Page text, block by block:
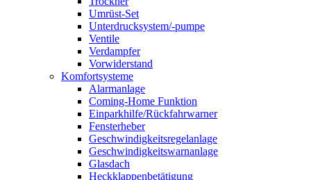
Umrüst-Set
Unterdrucksystem/-pumpe
Ventile
Verdampfer
Vorwiderstand
Komfortsysteme
Alarmanlage
Coming-Home Funktion
Einparkhilfe/Rückfahrwarner
Fensterheber
Geschwindigkeitsregelanlage
Geschwindigkeitswarnanlage
Glasdach
Heckklappenbetätigung